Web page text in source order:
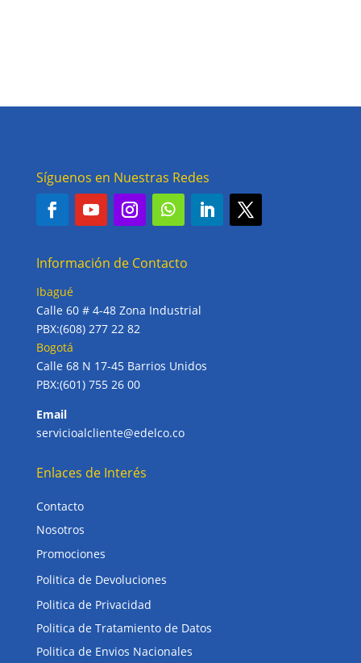
Síguenos en Nuestras Redes
Información de Contacto
Ibagué
Calle 60 # 4-48 Zona Industrial
PBX:(608) 277 22 82
Bogotá
Calle 68 N 17-45 Barrios Unidos
PBX:(601) 755 26 00
Email
servicioalcliente@edelco.co
Enlaces de Interés
Contacto
Nosotros
Promociones
Politica de Devoluciones
Politica de Privacidad
Politica de Tratamiento de Datos
Politica de Envios Nacionales